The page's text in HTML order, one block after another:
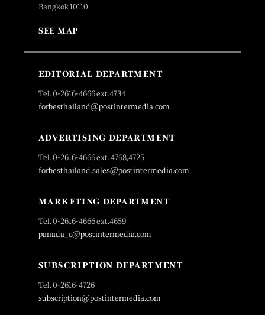
Bangkok 10110
SEE MAP
EDITORIAL DEPARTMENT
Tel. 0-2616-4666 ext.4734
forbesthailand@postintermedia.com
ADVERTISING DEPARTMENT
Tel. 0-2616-4666 ext. 4768,4725
forbesthailand.sales@postintermedia.com
MARKETING DEPARTMENT
Tel. 0-2616-4666 ext.4659
panada_c@postintermedia.com
SUBSCRIPTION DEPARTMENT
Tel. 0-2616-4726
subscription@postintermedia.com